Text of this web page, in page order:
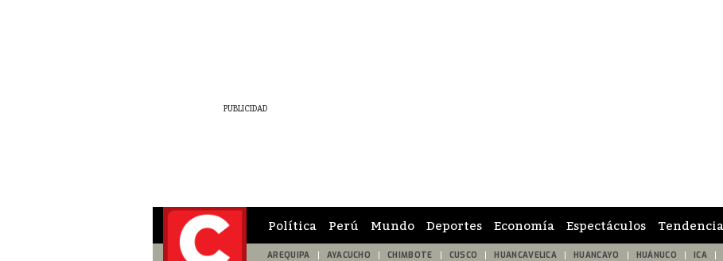
Política Perú Mundo Deportes Economía Espectáculos Tendencia
AREQUIPA AYACUCHO CHIMBOTE CUSCO HUANCAVELICA HUANCAYO HUÁNUCO ICA